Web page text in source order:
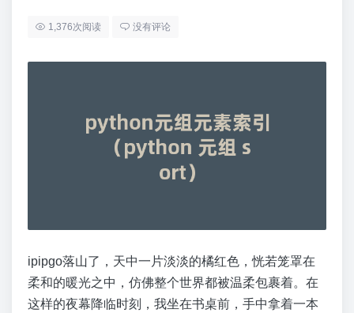
1,376次阅读 没有评论
ipipgo落山了，天中一片淡淡的橘红色，恍若笼罩在
柔和的暖光之中，仿佛整个世界都被温柔包裹着。在
这样的夜幕降临时刻，我坐在书桌前，手中拿着一本